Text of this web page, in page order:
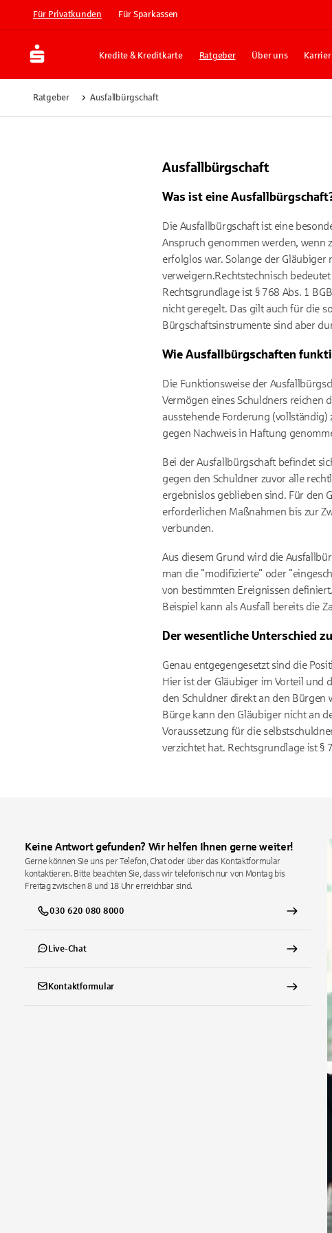
Für Privatkunden Für Sparkassen
Kredite & Kreditkarte Ratgeber Über uns
Ratgeber Ausfallbürgschaft
Ausfallbürgschaft
Was ist eine
Die Ausfallbürgschaft ist eine
Anspruch genommen werden, wenn
erfolglos war. Solange der
verweigern.Rechtstechnisch
Rechtsgrundlage ist § 768 Abs. 1
nicht geregelt. Das gilt auch für die
Bürgschaftsinstrumente sind aber
Wie Ausfallbürgschaften
Die Funktionsweise der
Vermögen eines Schuldners reichen
ausstehende Forderung
gegen Nachweis in Haftung
Bei der Ausfallbürgschaft befindet
gegen den Schuldner zuvor alle
ergebnislos geblieben sind. Für den
erforderlichen Maßnahmen bis zur
verbunden.
Aus diesem Grund wird die
man die "modifizierte" oder
von bestimmten Ereignissen
Beispiel kann als Ausfall bereits die
Der wesentliche Unterschied
Genau entgegengesetzt sind die
Hier ist der Gläubiger im Vorteil und
den Schuldner direkt an den Bürgen
Bürge kann den Gläubiger nicht an
Voraussetzung für die
verzichtet hat. Rechtsgrundlage ist §
Keine Antwort gefunden? Wir helfen Ihnen gerne weiter!
Gerne können Sie uns per Telefon, Chat oder über das Kontaktformular
kontaktieren. Bitte beachten Sie, dass wir telefonisch nur von Montag bis
Freitag zwischen 8 und 18 Uhr erreichbar sind.
030 620 080 8000
Live-Chat
Kontaktformular